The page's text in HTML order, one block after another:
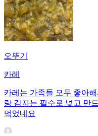
오뚜기
카레
카레는 가족들 모두 좋아
랑 감자는 필수로 넣고 만
먹었네요